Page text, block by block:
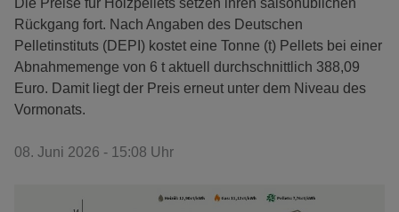
Die Preise für Holzpellets setzen ihren saisonüblichen
Rückgang fort. Nach Angaben des Deutschen
Pelletinstituts (DEPI) kostet eine Tonne (t) Pellets bei einer
Abnahmemenge von 6 t aktuell durchschnittlich 388,09
Euro. Damit liegt der Preis erneut unter dem Niveau des
Vormonats.
08. Juni 2026 - 15:08 Uhr